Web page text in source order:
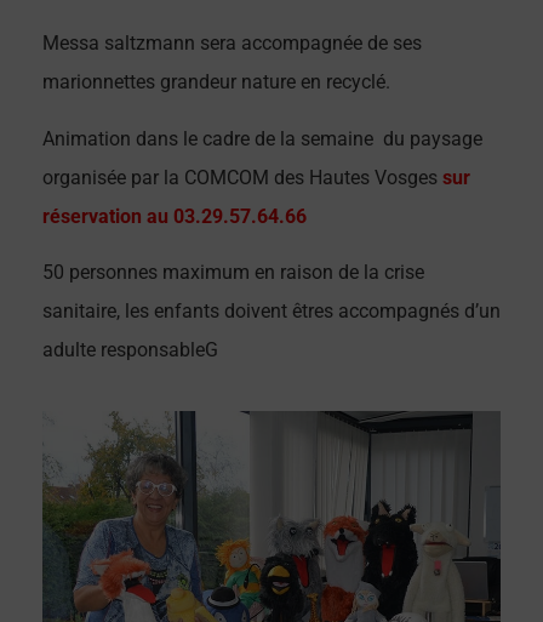
Messa saltzmann sera accompagnée de ses
marionnettes grandeur nature en recyclé.
Animation dans le cadre de la semaine du paysage
organisée par la COMCOM des Hautes Vosges sur
réservation au 03.29.57.64.66
50 personnes maximum en raison de la crise
sanitaire, les enfants doivent êtres accompagnés d’un
adulte responsableG